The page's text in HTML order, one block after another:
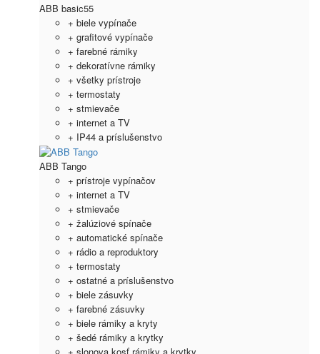
ABB basic55
+ biele vypínače
+ grafitové vypínače
+ farebné rámiky
+ dekoratívne rámiky
+ všetky prístroje
+ termostaty
+ stmievače
+ internet a TV
+ IP44 a príslušenstvo
ABB Tango
+ prístroje vypínačov
+ internet a TV
+ stmievače
+ žalúziové spínače
+ automatické spínače
+ rádio a reproduktory
+ termostaty
+ ostatné a príslušenstvo
+ biele zásuvky
+ farebné zásuvky
+ biele rámiky a kryty
+ šedé rámiky a krytky